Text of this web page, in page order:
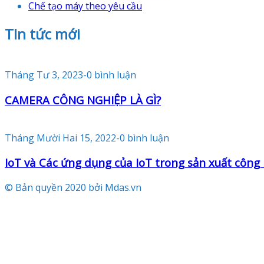
Chế tạo máy theo yêu cầu
TIn tức mới
Tháng Tư 3, 2023-0 bình luận
CAMERA CÔNG NGHIỆP LÀ GÌ?
Tháng Mười Hai 15, 2022-0 bình luận
IoT và Các ứng dụng của IoT trong sản xuất
© Bản quyền 2020 bởi Mdas.vn